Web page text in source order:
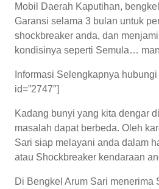
Mobil Daerah Kaputihan,
Garansi selama 3 bulan untuk
shockbreaker anda, dan
kondisinya seperti Semula…
Informasi Selengkapnya
id=”2747″]
Kadang bunyi yang kita dengar
masalah dapat berbeda. Oleh
Sari siap melayani anda dalam
atau Shockbreaker kendaraan
Di Bengkel Arum Sari menerima